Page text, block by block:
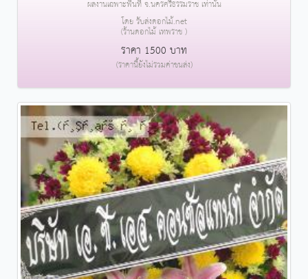
ผลงานเฉพาะพื้นที่ จ.นครศรีธรรมราช เท่านั้น
โดย รับส่งดอกไม้.net
(ร้านดอกไม้ เทพราช )
ราคา 1500 บาท
(ราคานี้ยังไม่รวมค่าขนส่ง)